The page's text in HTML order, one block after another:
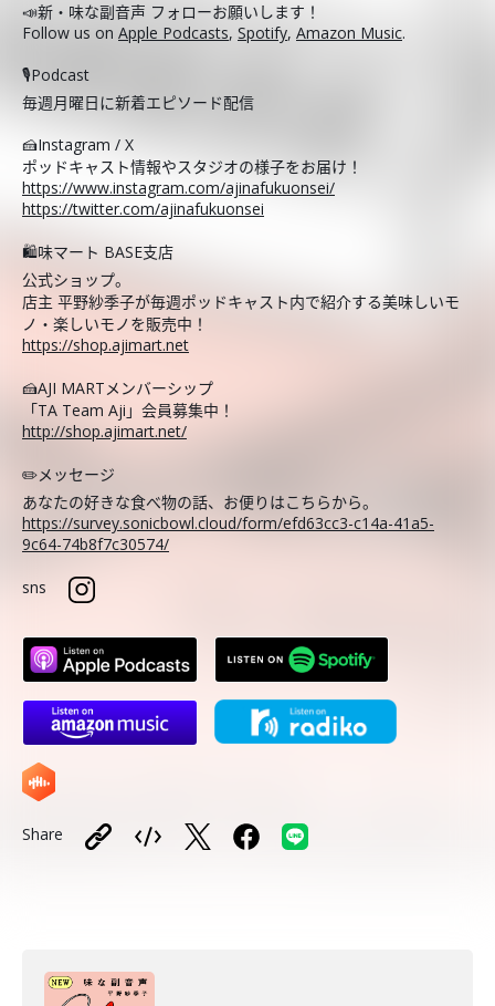
📣新・味な副音声 フォローお願いします！
Follow us on Apple Podcasts, Spotify, Amazon Music.
🎙️Podcast
毎週月曜日に新着エピソード配信
🍰Instagram / X
ポッドキャスト情報やスタジオの様子をお届け！
https://www.instagram.com/ajinafukuonsei/
https://twitter.com/ajinafukuonsei
🛍️味マート BASE支店
公式ショップ。
店主 平野紗季子が毎週ポッドキャスト内で紹介する美味しいモ
ノ・楽しいモノを販売中！
https://shop.ajimart.net
🍰AJI MARTメンバーシップ
「TA Team Aji」会員募集中！
http://shop.ajimart.net/
✏️メッセージ
あなたの好きな食べ物の話、お便りはこちらから。
https://survey.sonicbowl.cloud/form/efd63cc3-c14a-41a5-
9c64-74b8f7c30574/
sns
Share